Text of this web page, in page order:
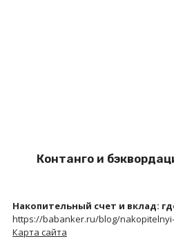
Контанго и
Накопительный счет и вклад:
https://babanker.ru/blog/
Карта сайта